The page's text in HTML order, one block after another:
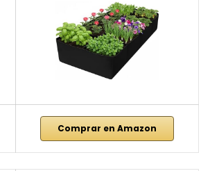
Comprar en Amazon